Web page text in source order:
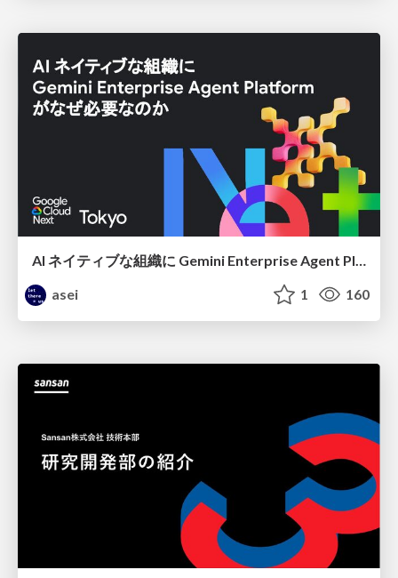
AI ネイティブな組織に Gemini Enterprise Agent Platform がなぜ必要なのか
asei
1 160